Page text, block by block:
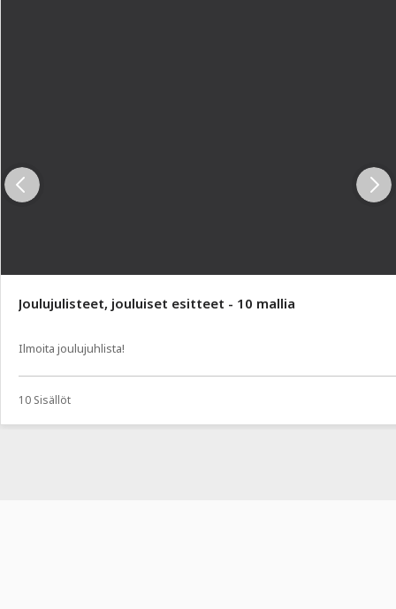
Joulujulisteet, jouluiset esitteet - 10 mallia
Ilmoita joulujuhlista!
10 Sisällöt